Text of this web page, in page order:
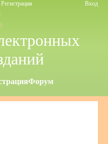
Регистрация Вход
Форум